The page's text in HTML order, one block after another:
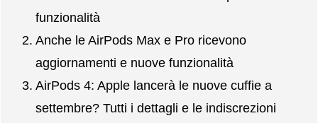
funzionalità
Anche le AirPods Max e Pro ricevono
aggiornamenti e nuove funzionalità
AirPods 4: Apple lancerà le nuove cuffie a
settembre? Tutti i dettagli e le indiscrezioni